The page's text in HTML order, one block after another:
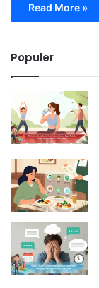
Read More »
Populer